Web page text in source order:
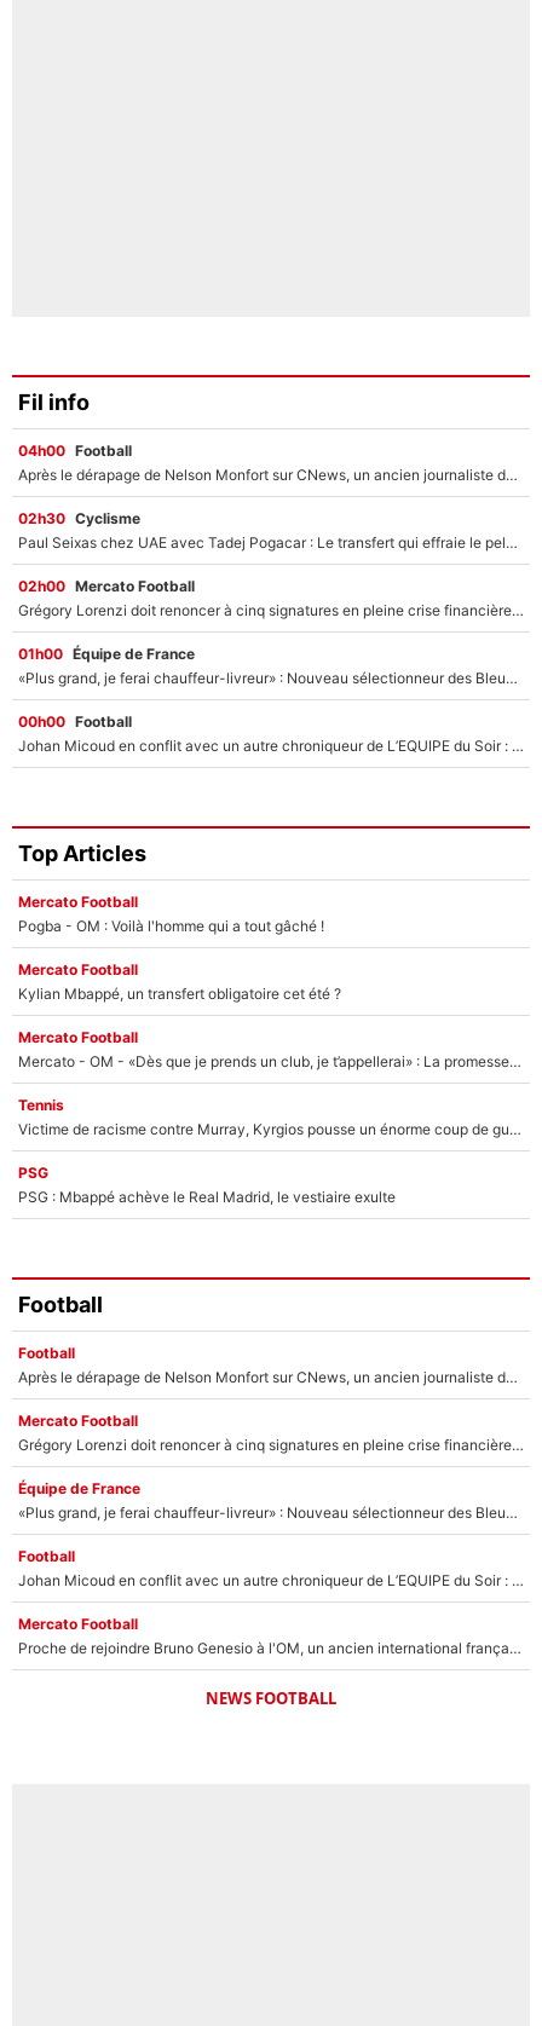
Fil info
04h00 Football
Après le dérapage de Nelson Monfort sur CNews, un ancien journaliste de France Télévisions relance la polémique sur les incendies en Gironde
02h30 Cyclisme
Paul Seixas chez UAE avec Tadej Pogacar : Le transfert qui effraie le peloton, «c’est la pire des choses qui puisse arriver»
02h00 Mercato Football
Grégory Lorenzi doit renoncer à cinq signatures en pleine crise financière : L’IA propose sept noms à l’OM pour un mercato réussi... à seulement 5M€ !
01h00 Équipe de France
«Plus grand, je ferai chauffeur-livreur» : Nouveau sélectionneur des Bleus, Zinédine Zidane s’était imaginé un avenir très différent lorsqu'il était enfant
00h00 Football
Johan Micoud en conflit avec un autre chroniqueur de L’EQUIPE du Soir : «Pendant un moment, je ne les ai pas remis ensemble dans l'émission»
Top Articles
Mercato Football
Pogba - OM : Voilà l'homme qui a tout gâché !
Mercato Football
Kylian Mbappé, un transfert obligatoire cet été ?
Mercato Football
Mercato - OM - «Dès que je prends un club, je t’appellerai» : La promesse de Marcelino au moment de claquer la porte
Tennis
Victime de racisme contre Murray, Kyrgios pousse un énorme coup de gueule !
PSG
PSG : Mbappé achève le Real Madrid, le vestiaire exulte
Football
Football
Après le dérapage de Nelson Monfort sur CNews, un ancien journaliste de France Télévisions relance la polémique sur les incendies en Gironde
Mercato Football
Grégory Lorenzi doit renoncer à cinq signatures en pleine crise financière : L’IA propose sept noms à l’OM pour un mercato réussi... à seulement 5M€ !
Équipe de France
«Plus grand, je ferai chauffeur-livreur» : Nouveau sélectionneur des Bleus, Zinédine Zidane s’était imaginé un avenir très différent lorsqu'il était enfant
Football
Johan Micoud en conflit avec un autre chroniqueur de L’EQUIPE du Soir : «Pendant un moment, je ne les ai pas remis ensemble dans l'émission»
Mercato Football
Proche de rejoindre Bruno Genesio à l'OM, un ancien international français va finalement débarquer... sur RMC !
NEWS FOOTBALL